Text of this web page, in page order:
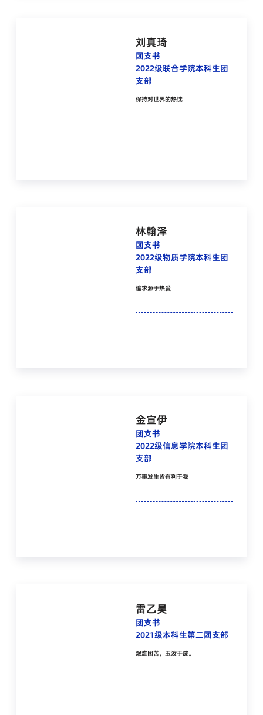
刘真琦
团支书
2022级联合学院本科生团
支部
保持对世界的热忱
林翰泽
团支书
2022级物质学院本科生团
支部
追求源于热爱
金宣伊
团支书
2022级信息学院本科生团
支部
万事发生皆有利于我
雷乙昊
团支书
2021级本科生第二团支部
艰难困苦，玉汝于成。